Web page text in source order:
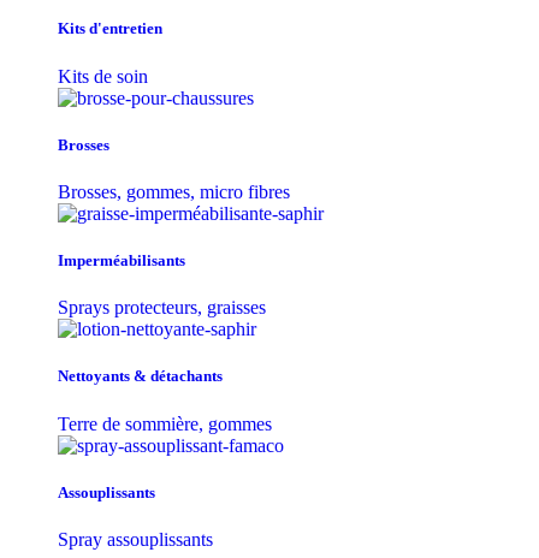
Kits d'entretien
Kits de soin
Brosses
Brosses, gommes, micro fibres
Imperméabilisants
Sprays protecteurs, graisses
Nettoyants & détachants
Terre de sommière, gommes
Assouplissants
Spray assouplissants